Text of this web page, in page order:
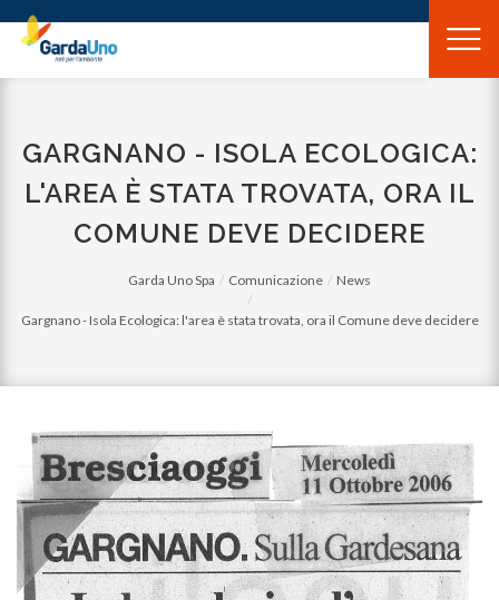
Gardauno
Spa
GARGNANO - ISOLA ECOLOGICA:
L'AREA È STATA TROVATA, ORA IL
COMUNE DEVE DECIDERE
Garda Uno Spa Comunicazione News
Gargnano - Isola Ecologica: l'area è stata trovata, ora il Comune deve decidere